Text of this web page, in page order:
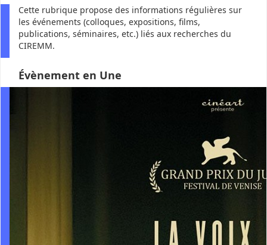
Cette rubrique propose des informations régulières sur
les événements (colloques, expositions, films,
publications, séminaires, etc.) liés aux recherches du
CIREMM.
Évènement en Une